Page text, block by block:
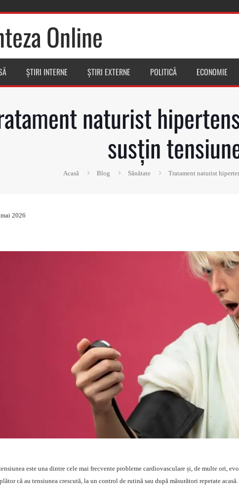
Online
ȘTIRI INTERNE ȘTIRI EXTERNE POLITICĂ ECONOMIE
naturist
susțin
Acasă Blog Sănătate Tratament naturist
2026
este una dintre cele mai frecvente probleme cardiovasculare și, de multe ori,
că au tensiunea crescută, la un control de rutină sau după măsurători repetate